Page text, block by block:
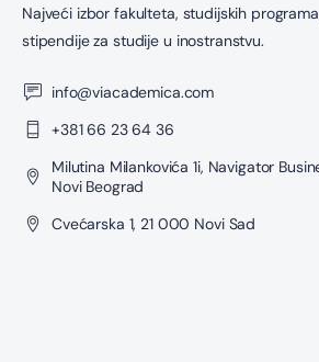
Najveći izbor fakulteta, studijskih
stipendije za studije u inostranstvu.
info@viacademica.com
+381 66 23 64 36
Milutina Milankovića 1i, Navigator
Novi Beograd
Cvećarska 1, 21 000 Novi Sad